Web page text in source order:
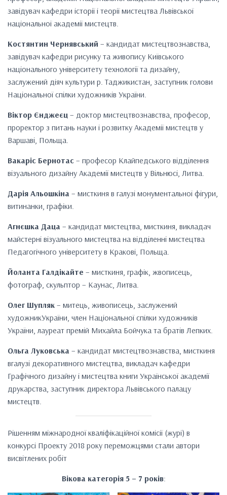
завідувач кафедри історії і теорії мистецтва Львівської
національної академії мистецтв.
Костянтин Чернявський – кандидат мистецтвознавства,
завідувач кафедри рисунку та живопису Київського
національного університету технології та дизайну,
заслужений діяч культури р. Таджикистан, заступник голови
Національної спілки художників України.
Віктор Єнджеєц – доктор мистецтвознавства, професор,
проректор з питань науки і розвитку Академії мистецтв у
Варшаві, Польща.
Вакаріс Бернотас – професор Клайпедського відділення
візуального дизайну Академії мистецтв у Вільнюсі, Литва.
Дарія Альошкіна – мисткиня в галузі монументальної фігури,
витинанки, графіки.
Агнєшка Даца – кандидат мистецтва, мисткиня, викладач
майстерні візуального мистецтва на відділенні мистецтва
Педагогічного університету в Кракові, Польща.
Йоланта Галдікайте – мисткиня, графік, жвописець,
фотограф, скульптор – Каунас, Литва.
Олег Шупляк – митець, живописець, заслужений
художникУкраїни, член Національної спілки художників
України, лауреат премій Михайла Бойчука та братів Лепких.
Ольга Луковська – кандидат мистецтвознавства, мисткиня
вгалузі декоративного мистецтва, викладач кафедри
Графічного дизайну і мистецтва книги Української академії
друкарства, заступник директора Львівського палацу
мистецтв.
Рішенням міжнародної кваліфікаційної комісії (журі) в
конкурсі Проекту 2018 року переможцями стали автори
висвітлених робіт
Вікова категорія 5 – 7 років: